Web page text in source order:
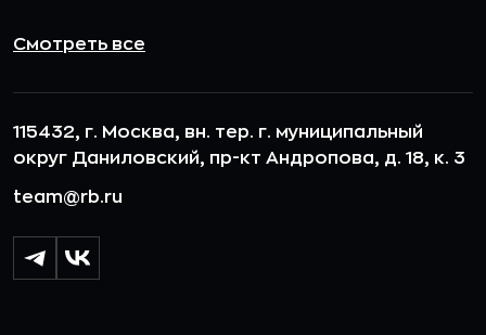
Смотреть все
115432, г. Москва, вн. тер. г. муниципальный
округ Даниловский, пр-кт Андропова, д. 18, к. 3
team@rb.ru